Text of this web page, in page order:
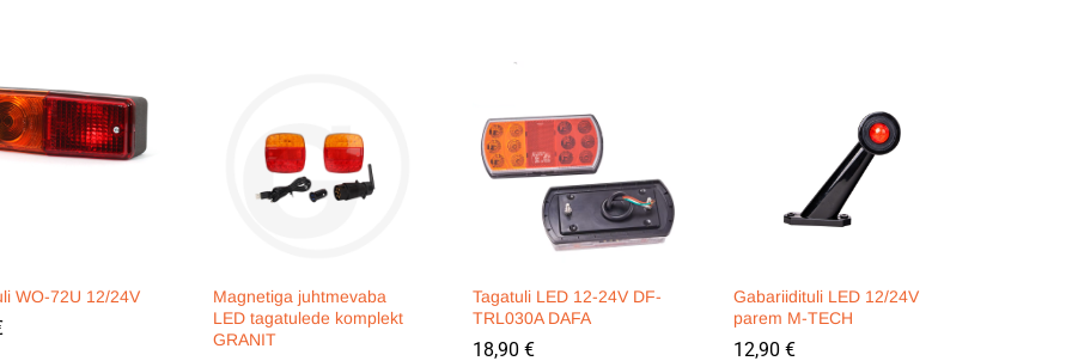
WO-72U 12/24V
Magnetiga juhtmevaba
LED tagatulede komplekt
GRANIT
Tagatuli LED 12-24V DF-
TRL030A DAFA
18,90 €
18,90 €
Gabariidituli LED 12/24V
parem M-TECH
12,90 €
12,90 €